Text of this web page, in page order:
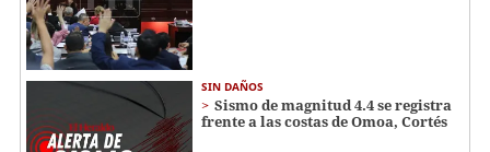
SIN DAÑOS
Sismo de magnitud 4.4 se registra
frente a las costas de Omoa, Cortés